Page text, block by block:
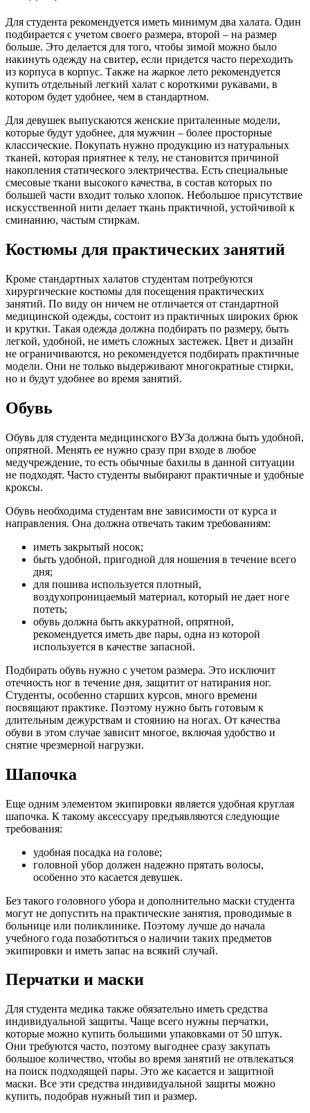
Для студента рекомендуется иметь минимум два халата. Один
подбирается с учетом своего размера, второй – на размер
больше. Это делается для того, чтобы зимой можно было
накинуть одежду на свитер, если придется часто переходить
из корпуса в корпус. Также на жаркое лето рекомендуется
купить отдельный легкий халат с короткими рукавами, в
котором будет удобнее, чем в стандартном.
Для девушек выпускаются женские приталенные модели,
которые будут удобнее, для мужчин – более просторные
классические. Покупать нужно продукцию из натуральных
тканей, которая приятнее к телу, не становится причиной
накопления статического электричества. Есть специальные
смесовые ткани высокого качества, в состав которых по
большей части входит только хлопок. Небольшое присутствие
искусственной нити делает ткань практичной, устойчивой к
сминанию, частым стиркам.
Костюмы для практических занятий
Кроме стандартных халатов студентам потребуются
хирургические костюмы для посещения практических
занятий. По виду он ничем не отличается от стандартной
медицинской одежды, состоит из практичных широких брюк
и крутки. Такая одежда должна подбирать по размеру, быть
легкой, удобной, не иметь сложных застежек. Цвет и дизайн
не ограничиваются, но рекомендуется подбирать практичные
модели. Они не только выдерживают многократные стирки,
но и будут удобнее во время занятий.
Обувь
Обувь для студента медицинского ВУЗа должна быть удобной,
опрятной. Менять ее нужно сразу при входе в любое
медучреждение, то есть обычные бахилы в данной ситуации
не подходят. Часто студенты выбирают практичные и удобные
кроксы.
Обувь необходима студентам вне зависимости от курса и
направления. Она должна отвечать таким требованиям:
иметь закрытый носок;
быть удобной, пригодной для ношения в течение всего
дня;
для пошива используется плотный,
воздухопроницаемый материал, который не дает ноге
потеть;
обувь должна быть аккуратной, опрятной,
рекомендуется иметь две пары, одна из которой
используется в качестве запасной.
Подбирать обувь нужно с учетом размера. Это исключит
отечность ног в течение дня, защитит от натирания ног.
Студенты, особенно старших курсов, много времени
посвящают практике. Поэтому нужно быть готовым к
длительным дежурствам и стоянию на ногах. От качества
обуви в этом случае зависит многое, включая удобство и
снятие чрезмерной нагрузки.
Шапочка
Еще одним элементом экипировки является удобная круглая
шапочка. К такому аксессуару предъявляются следующие
требования:
удобная посадка на голове;
головной убор должен надежно прятать волосы,
особенно это касается девушек.
Без такого головного убора и дополнительно маски студента
могут не допустить на практические занятия, проводимые в
больнице или поликлинике. Поэтому лучше до начала
учебного года позаботиться о наличии таких предметов
экипировки и иметь запас на всякий случай.
Перчатки и маски
Для студента медика также обязательно иметь средства
индивидуальной защиты. Чаще всего нужны перчатки,
которые можно купить большими упаковками от 50 штук.
Они требуются часто, поэтому выгоднее сразу закупать
большое количество, чтобы во время занятий не отвлекаться
на поиск подходящей пары. Это же касается и защитной
маски. Все эти средства индивидуальной защиты можно
купить, подобрав нужный тип и размер.